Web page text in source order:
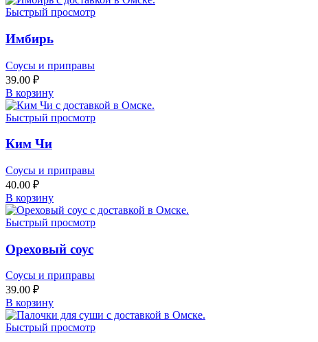
Быстрый просмотр
Имбирь
Соусы и приправы
39.00 ₽
В корзину
Быстрый просмотр
Ким Чи
Соусы и приправы
40.00 ₽
В корзину
Быстрый просмотр
Ореховый соус
Соусы и приправы
39.00 ₽
В корзину
Быстрый просмотр